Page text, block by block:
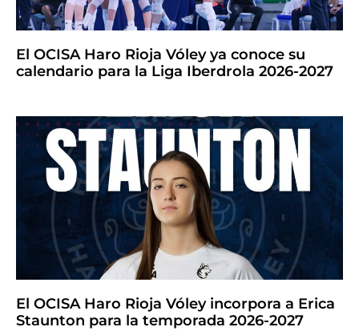
El OCISA Haro Rioja Vóley ya conoce su
calendario para la Liga Iberdrola 2026-2027
El OCISA Haro Rioja Vóley incorpora a Erica
Staunton para la temporada 2026-2027